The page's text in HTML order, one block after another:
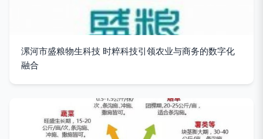
漯河市盛粮物生科技 时粹科技引领农业与商务的数字化
融合